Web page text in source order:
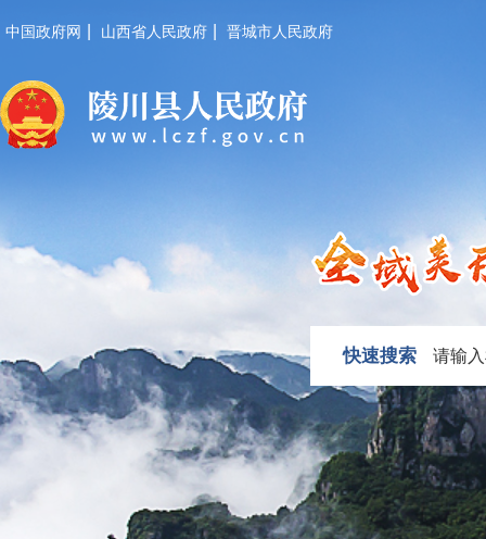
中国政府网 山西省人民政府 晋城市人民政府
快速搜索